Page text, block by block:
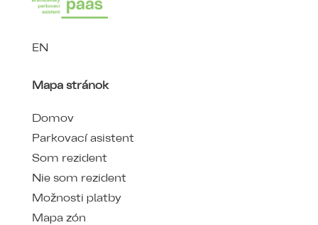
EN
Mapa stránok
Domov
Parkovací asistent
Som rezident
Nie som rezident
Možnosti platby
Mapa zón